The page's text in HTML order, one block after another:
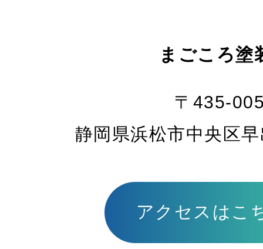
まごころ塗
〒435-
静岡県浜松市中央区
アクセスはこ